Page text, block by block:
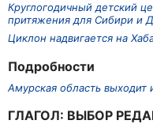
Круглогодичный детский
притяжения для Сибири и
Циклон надвигается на
Подробности
Амурская область
ГЛАГОЛ: ВЫБОР